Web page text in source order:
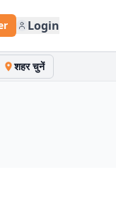
Login
शहर चुनें